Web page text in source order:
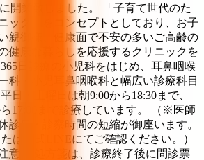
開業致しました。 「子育て世代のた
ック」をコンセプトとしており、お子
親御様、健康面で不安の多いご高齢の
健康な暮らしを応援するクリニックを
日診療の小児科をはじめ、耳鼻咽喉
科・小児耳鼻咽喉科と幅広い診療科目
日・土曜日は朝9:00から18:30まで、
17:00まで診療しています。 （※医師
診日・診察時間の短縮が御座います。
は公式LINEにてご確認ください。）
意】 処方箋は、診療終了後に問診票